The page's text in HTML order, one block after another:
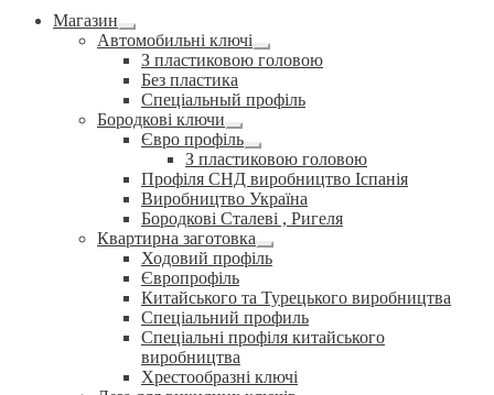
Магазин
Розгорнуте
вкладене
меню
Автомобильні ключі
Розгорнуте
вкладене
З пластиковою головою
Без пластика
Спеціальный профіль
Бородкові ключи
Розгорнуте
вкладене
меню
Євро профіль
Розгорнуте
вкладене
меню
З пластиковою головою
Профіля СНД виробництво Іспанія
Виробництво Україна
Бородкові Сталеві , Ригеля
Квартирна заготовка
Розгорнуте
вкладене
Ходовий профіль
Європрофіль
Китайського та Турецького виробництва
Спеціальний профиль
Спеціальні профіля китайського
виробництва
Хрестообразні ключі